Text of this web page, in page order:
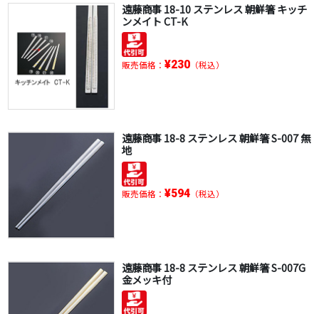
遠藤商事 18-10 ステンレス 朝鮮箸 キッチ
ンメイト CT-K
販売価格： ¥230（税込）
遠藤商事 18-8 ステンレス 朝鮮箸 S-007 無
地
販売価格： ¥594（税込）
遠藤商事 18-8 ステンレス 朝鮮箸 S-007G
金メッキ付